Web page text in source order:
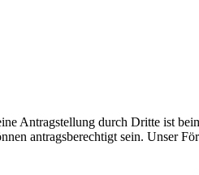
Antragstellung durch Dritte ist
antragsberechtigt sein. Unser